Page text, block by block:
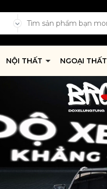
NỘI THẤT NGOẠI THẤT